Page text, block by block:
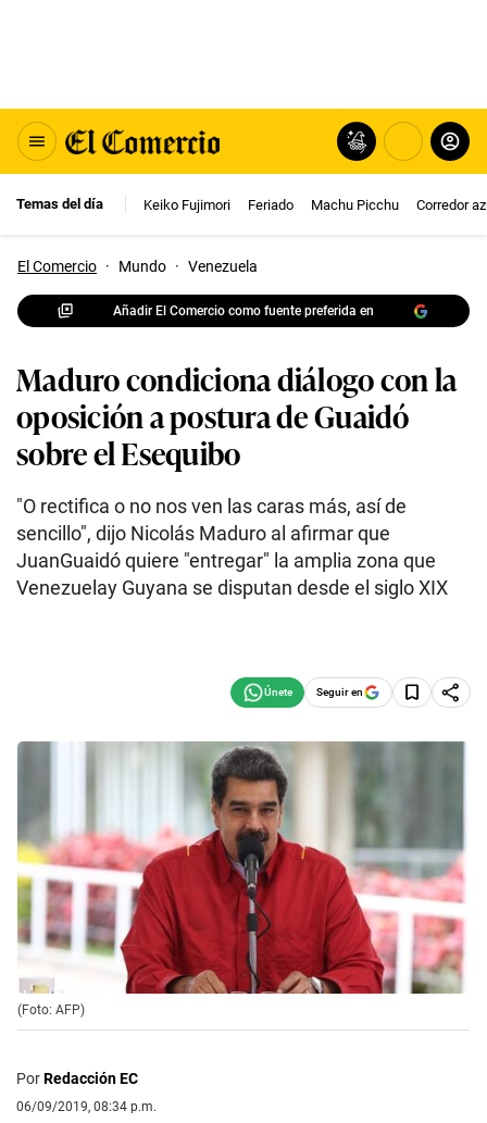
Temas del día Keiko Fujimori Feriado Machu Picchu Corredor
El Comercio · Mundo · Venezuela
Añadir El Comercio como fuente preferida en
Maduro condiciona diálogo con la
oposición a postura de Guaidó
sobre el Esequibo
"O rectifica o no nos ven las caras más, así de
sencillo", dijo Nicolás Maduro al afirmar que
JuanGuaidó quiere "entregar" la amplia zona que
Venezuelay Guyana se disputan desde el siglo XIX
Seguir en
(Foto: AFP)
PorRedacción EC
06/09/2019, 08:34 p.m.